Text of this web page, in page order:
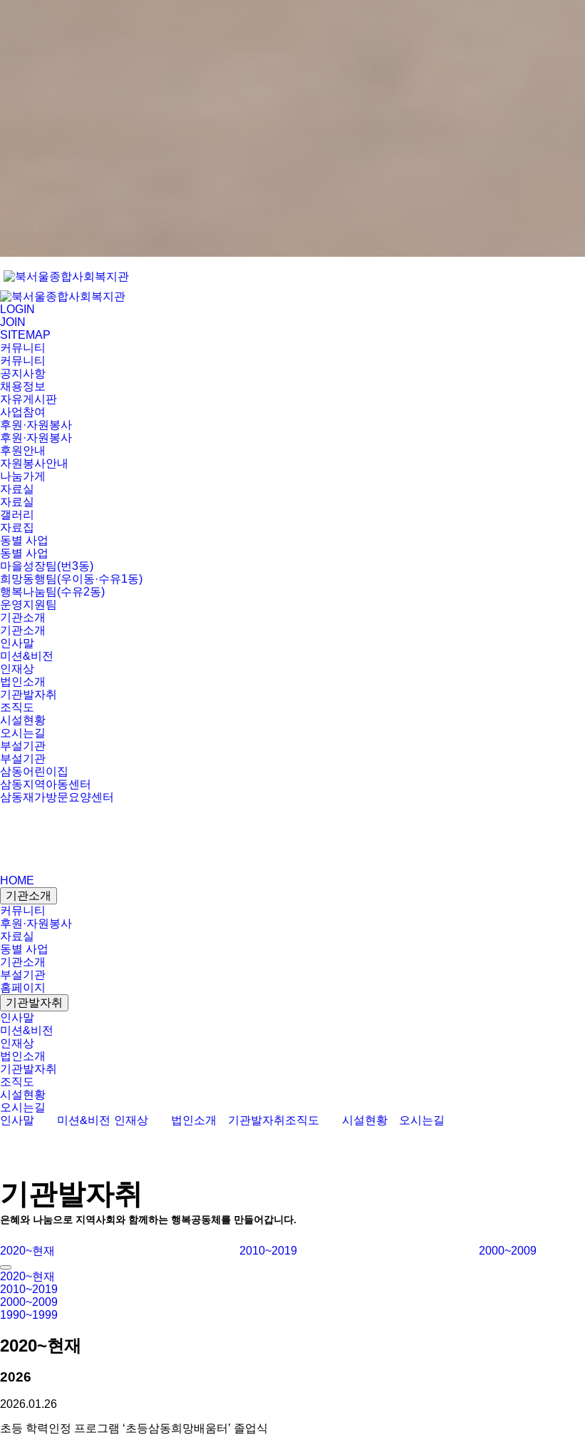
LOGIN
JOIN
SITEMAP
커뮤니티
커뮤니티
공지사항
채용정보
자유게시판
사업참여
후원·자원봉사
후원·자원봉사
후원안내
자원봉사안내
나눔가게
자료실
자료실
갤러리
자료집
동별 사업
동별 사업
마을성장팀(번3동)
희망동행팀(우이동·수유1동)
행복나눔팀(수유2동)
운영지원팀
기관소개
기관소개
인사말
미션&비전
인재상
법인소개
기관발자취
조직도
시설현황
오시는길
부설기관
부설기관
삼동어린이집
삼동지역아동센터
삼동재가방문요양센터
HOME
기관소개
커뮤니티
후원·자원봉사
자료실
동별 사업
기관소개
부설기관
홈페이지
기관발자취
인사말
미션&비전
인재상
법인소개
기관발자취
조직도
시설현황
오시는길
인사말
미션&비전 인재상 법인소개 기관발자취 조직도 시설현황 오시는길
기관발자취
은혜와 나눔으로 지역사회와 함께하는 행복공동체를 만들어갑니다.
2020~현재 2010~2019 2000~2009
2020~현재
2010~2019
2000~2009
1990~1999
2020~현재
2026
2026.01.26
초등 학력인정 프로그램 ‘초등삼동희망배움터’ 졸업식